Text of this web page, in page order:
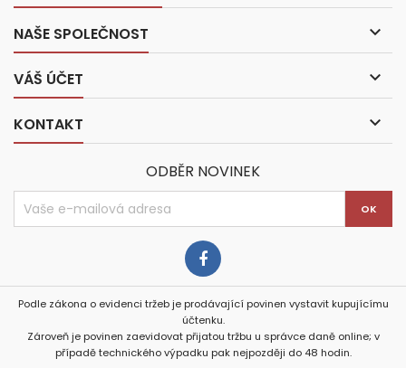
NAŠE SPOLEČNOST 
VÁŠ ÚČET 
KONTAKT 
ODBĚR NOVINEK
Podle zákona o evidenci tržeb je prodávající povinen vystavit kupujícímu
účtenku.
Zároveň je povinen zaevidovat přijatou tržbu u správce daně online; v
případě technického výpadku pak nejpozději do 48 hodin.